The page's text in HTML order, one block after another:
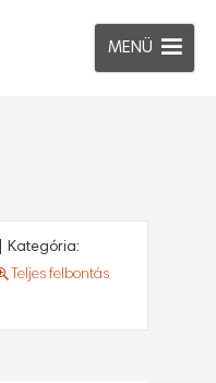
MENÜ
| Kategória:
Teljes felbontás